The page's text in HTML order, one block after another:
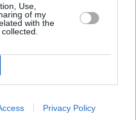
Use,
of my
with the
Privacy Policy
dalla panchina e senza
ricordo affettuoso per un uomo
nella nostra città”.